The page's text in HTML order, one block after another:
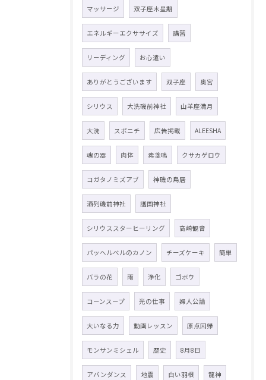
マッサージ 双子座木星期
エネルギーエクササイズ 講習
リーディング お心遣い
ありがとうございます 双子座 奥宮
シリウス 大洗磯前神社 山羊座満月
大洗 スポニチ 広告掲載 ALEESHA
魂の器 肉体 素戔嗚 クサカゲロウ
コガタノミズアブ 神磯の鳥居
酒列磯前神社 護国神社
シリウススターヒーリング 高崎観音
パッヘルベルのカノン チーズケーキ 簡単
バラの花 雨 浄化 ゴボウ
コーンスープ 光の仕事 婦人公論
大いなる力 動画レッスン 原点回帰
モンサンミシェル 歴史 8月8日
アバンダンス 地震 白い羽根 龍神